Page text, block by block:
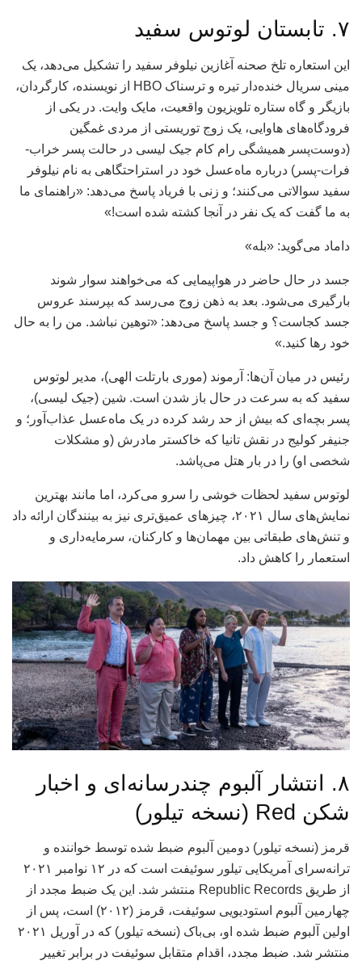
۷. تابستان لوتوس سفید
این استعاره تلخ صحنه آغازین نیلوفر سفید را تشکیل می‌دهد، یک
مینی سریال خنده‌دار تیره و ترسناک HBO از نویسنده، کارگردان،
بازیگر و گاه ستاره تلویزیون واقعیت، مایک وایت. در یکی از
فرودگاه‌های هاوایی، یک زوج توریستی از مردی غمگین
(دوست‌پسر همیشگی رام کام جیک لیسی در حالت پسر خراب-
فرات-پسر) درباره ماه‌عسل خود در استراحتگاهی به نام نیلوفر
سفید سوالاتی می‌کنند؛ و زنی با فریاد پاسخ می‌دهد: «راهنمای ما
به ما گفت که یک نفر در آنجا کشته شده است!»
داماد می‌گوید: «بله»
جسد در حال حاضر در هواپیمایی که می‌خواهند سوار شوند
بارگیری می‌شود. بعد به ذهن زوج می‌رسد که بپرسند عروس
جسد کجاست؟ و جسد پاسخ می‌دهد: «توهین نباشد. من را به حال
خود رها کنید.»
رئیس در میان آن‌ها: آرموند (موری بارتلت الهی)، مدیر لوتوس
سفید که به سرعت در حال باز شدن است. شین (جیک لیسی)،
پسر بچه‌ای که بیش از حد رشد کرده در یک ماه‌عسل عذاب‌آور؛ و
جنیفر کولیج در نقش تانیا که خاکستر مادرش (و مشکلات
شخصی او) را در بار هتل می‌پاشد.
لوتوس سفید لحظات خوشی را سرو می‌کرد، اما مانند بهترین
نمایش‌های سال ۲۰۲۱، چیزهای عمیق‌تری نیز به بینندگان ارائه داد
و تنش‌های طبقاتی بین مهمان‌ها و کارکنان، سرمایه‌داری و
استعمار را کاهش داد.
۸. انتشار آلبوم چندرسانه‌ای و اخبار
شکن Red (نسخه تیلور)
قرمز (نسخه تیلور) دومین آلبوم ضبط شده توسط خواننده و
ترانه‌سرای آمریکایی تیلور سوئیفت است که در ۱۲ نوامبر ۲۰۲۱
از طریق Republic Records منتشر شد. این یک ضبط مجدد از
چهارمین آلبوم استودیویی سوئیفت، قرمز (۲۰۱۲) است، پس از
اولین آلبوم ضبط شده او، بی‌باک (نسخه تیلور) که در آوریل ۲۰۲۱
منتشر شد. ضبط مجدد، اقدام متقابل سوئیفت در برابر تغییر